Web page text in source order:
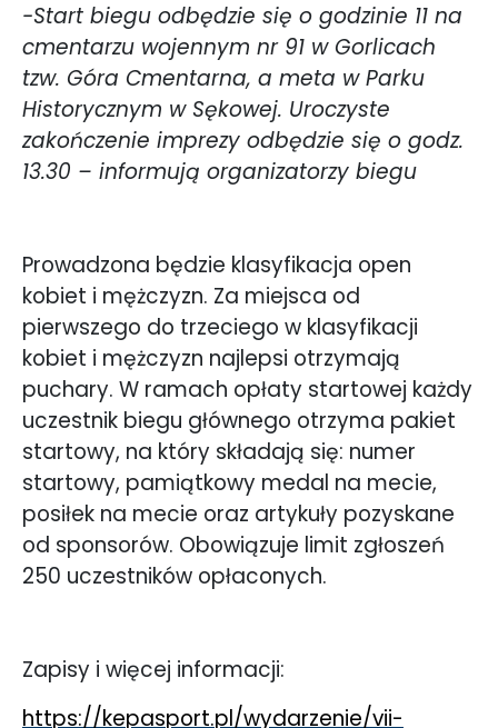
-Start biegu odbędzie się o godzinie 11 na
cmentarzu wojennym nr 91 w Gorlicach
tzw. Góra Cmentarna, a meta w Parku
Historycznym w Sękowej. Uroczyste
zakończenie imprezy odbędzie się o godz.
13.30 – informują organizatorzy biegu
Prowadzona będzie klasyfikacja open
kobiet i mężczyzn. Za miejsca od
pierwszego do trzeciego w klasyfikacji
kobiet i mężczyzn najlepsi otrzymają
puchary. W ramach opłaty startowej każdy
uczestnik biegu głównego otrzyma pakiet
startowy, na który składają się: numer
startowy, pamiątkowy medal na mecie,
posiłek na mecie oraz artykuły pozyskane
od sponsorów. Obowiązuje limit zgłoszeń
250 uczestników opłaconych.
Zapisy i więcej informacji:
https://kepasport.pl/wydarzenie/vii-